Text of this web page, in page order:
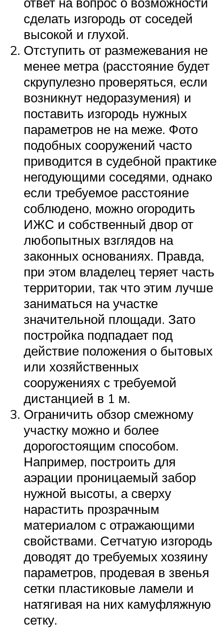
сделать изгородь от соседей
высокой и глухой.
Отступить от размежевания не
менее метра (расстояние будет
скрупулезно проверяться, если
возникнут недоразумения) и
поставить изгородь нужных
параметров не на меже. Фото
подобных сооружений часто
приводится в судебной практике
негодующими соседями, однако
если требуемое расстояние
соблюдено, можно огородить
ИЖС и собственный двор от
любопытных взглядов на
законных основаниях. Правда,
при этом владелец теряет часть
территории, так что этим лучше
заниматься на участке
значительной площади. Зато
постройка подпадает под
действие положения о бытовых
или хозяйственных
сооружениях с требуемой
дистанцией в 1 м.
Ограничить обзор смежному
участку можно и более
дорогостоящим способом.
Например, построить для
аэрации проницаемый забор
нужной высоты, а сверху
нарастить прозрачным
материалом с отражающими
свойствами. Сетчатую изгородь
доводят до требуемых хозяину
параметров, продевая в звенья
сетки пластиковые ламели и
натягивая на них камуфляжную
сетку.